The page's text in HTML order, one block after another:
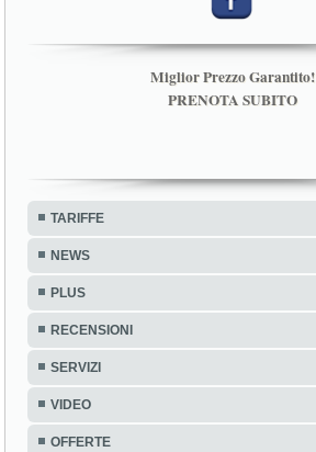
Miglior Prezzo Garantito!
PRENOTA SUBITO
TARIFFE
NEWS
PLUS
RECENSIONI
SERVIZI
VIDEO
OFFERTE